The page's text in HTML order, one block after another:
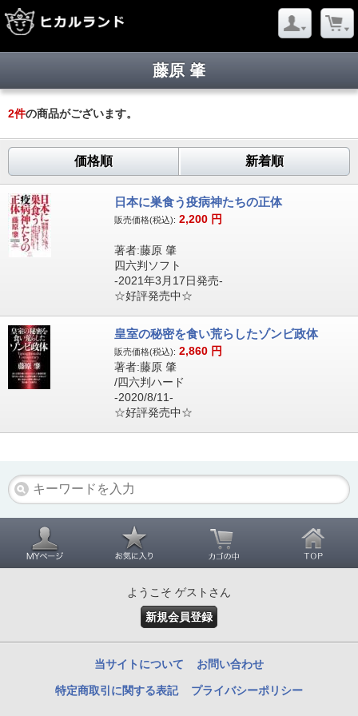
藤原 肇
2件の商品がございます。
価格順 新着順
日本に巣食う疫病神たちの正体
販売価格(税込): 2,200 円
著者:藤原 肇
四六判ソフト
-2021年3月17日発売-
☆好評発売中☆
皇室の秘密を食い荒らしたゾンビ政体
販売価格(税込): 2,860 円
著者:藤原 肇
/四六判ハード
-2020/8/11-
☆好評発売中☆
ようこそ ゲストさん
新規会員登録
当サイトについて お問い合わせ
特定商取引に関する表記 プライバシーポリシー